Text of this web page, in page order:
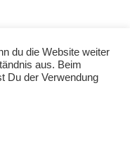
du die Website weiter
aus. Beim
Du der Verwendung